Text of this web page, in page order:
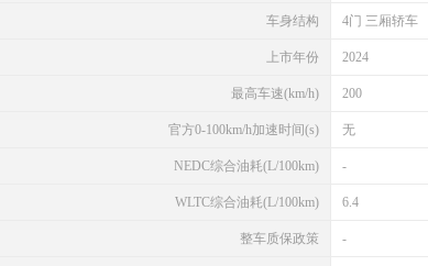
车身结构 4门 三厢轿车
上市年份 2024
最高车速(km/h) 200
官方0-100km/h加速时间(s) 无
NEDC综合油耗(L/100km) -
WLTC综合油耗(L/100km) 6.4
整车质保政策 -